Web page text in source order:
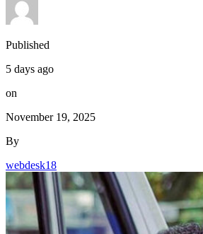
Published
5 days ago
on
November 19, 2025
By
webdesk18